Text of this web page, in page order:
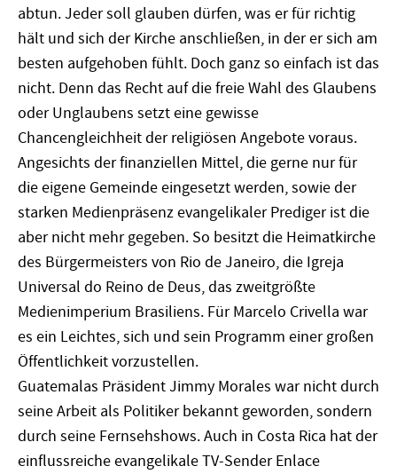
abtun. Jeder soll glauben dürfen, was er für richtig
hält und sich der Kirche anschließen, in der er sich am
besten aufgehoben fühlt. Doch ganz so einfach ist das
nicht. Denn das Recht auf die freie Wahl des Glaubens
oder Unglaubens setzt eine gewisse
Chancengleichheit der religiösen Angebote voraus.
Angesichts der finanziellen Mittel, die gerne nur für
die eigene Gemeinde eingesetzt werden, sowie der
starken Medienpräsenz evangelikaler Prediger ist die
aber nicht mehr gegeben. So besitzt die Heimatkirche
des Bürgermeisters von Rio de Janeiro, die Igreja
Universal do Reino de Deus, das zweitgrößte
Medienimperium Brasiliens. Für Marcelo Crivella war
es ein Leichtes, sich und sein Programm einer großen
Öffentlichkeit vorzustellen.
Guatemalas Präsident Jimmy Morales war nicht durch
seine Arbeit als Politiker bekannt geworden, sondern
durch seine Fernsehshows. Auch in Costa Rica hat der
einflussreiche evangelikale TV-Sender Enlace